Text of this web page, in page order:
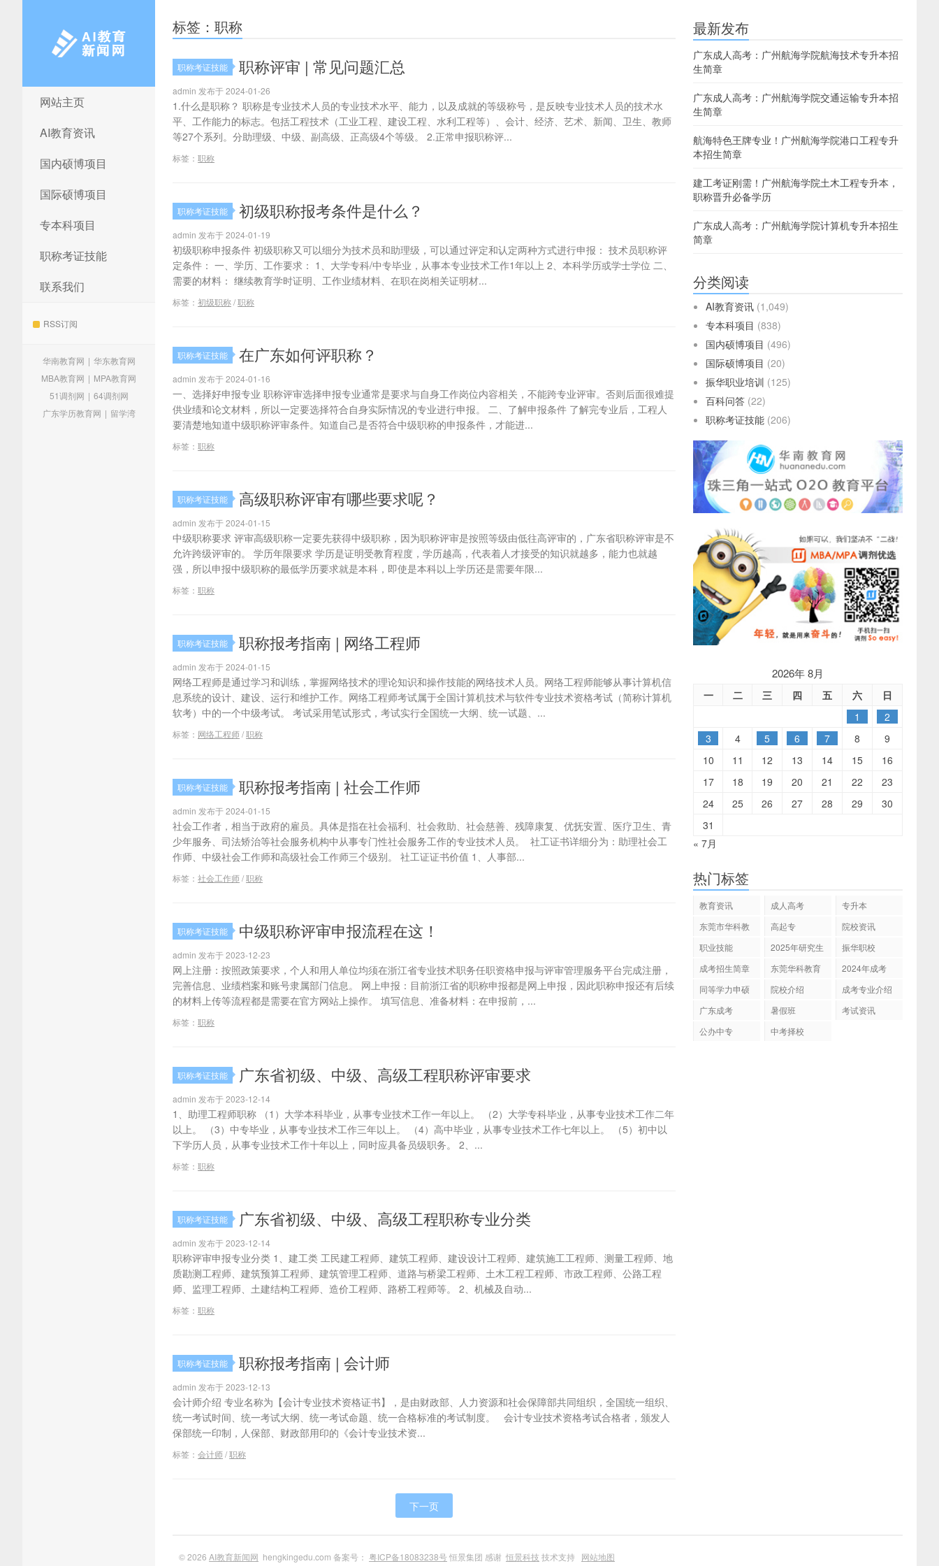
AI教育新闻网
网站主页
AI教育资讯
国内硕博项目
国际硕博项目
专本科项目
职称考证技能
联系我们
RSS订阅
华南教育网 | 华东教育网
MBA教育网 | MPA教育网
51调剂网 | 64调剂网
广东学历教育网 | 留学湾
标签：职称
职称考证技能 职称评审 | 常见问题汇总
admin 发布于 2024-01-26
1.什么是职称？ 职称是专业技术人员的专业技术水平、能力，以及成就的等级称号，是反映专业技术人员的技术水
平、工作能力的标志。包括工程技术（工业工程、建设工程、水利工程等）、会计、经济、艺术、新闻、卫生、教师
等27个系列。分助理级、中级、副高级、正高级4个等级。 2.正常申报职称评...
标签： 职称
职称考证技能 初级职称报考条件是什么？
admin 发布于 2024-01-19
初级职称申报条件 初级职称又可以细分为技术员和助理级，可以通过评定和认定两种方式进行申报： 技术员职称评
定条件： 一、学历、工作要求： 1、大学专科/中专毕业，从事本专业技术工作1年以上 2、本科学历或学士学位 二、
需要的材料： 继续教育学时证明、工作业绩材料、在职在岗相关证明材...
标签： 初级职称/职称
职称考证技能 在广东如何评职称？
admin 发布于 2024-01-16
一、选择好申报专业 职称评审选择申报专业通常是要求与自身工作岗位内容相关，不能跨专业评审。否则后面很难提
供业绩和论文材料，所以一定要选择符合自身实际情况的专业进行申报。 二、了解申报条件 了解完专业后，工程人
要清楚地知道中级职称评审条件。知道自己是否符合中级职称的申报条件，才能进...
标签： 职称
职称考证技能 高级职称评审有哪些要求呢？
admin 发布于 2024-01-15
中级职称要求 评审高级职称一定要先获得中级职称，因为职称评审是按照等级由低往高评审的，广东省职称评审是不
允许跨级评审的。 学历年限要求 学历是证明受教育程度，学历越高，代表着人才接受的知识就越多，能力也就越
强，所以申报中级职称的最低学历要求就是本科，即使是本科以上学历还是需要年限...
标签： 职称
职称考证技能 职称报考指南 | 网络工程师
admin 发布于 2024-01-15
网络工程师是通过学习和训练，掌握网络技术的理论知识和操作技能的网络技术人员。网络工程师能够从事计算机信
息系统的设计、建设、运行和维护工作。网络工程师考试属于全国计算机技术与软件专业技术资格考试（简称计算机
软考）中的一个中级考试。 考试采用笔试形式，考试实行全国统一大纲、统一试题、...
标签： 网络工程师/职称
职称考证技能 职称报考指南 | 社会工作师
admin 发布于 2024-01-15
社会工作者，相当于政府的雇员。具体是指在社会福利、社会救助、社会慈善、残障康复、优抚安置、医疗卫生、青
少年服务、司法矫治等社会服务机构中从事专门性社会服务工作的专业技术人员。 社工证书详细分为：助理社会工
作师、中级社会工作师和高级社会工作师三个级别。 社工证证书价值 1、人事部...
标签： 社会工作师/职称
职称考证技能 中级职称评审申报流程在这！
admin 发布于 2023-12-23
网上注册：按照政策要求，个人和用人单位均须在浙江省专业技术职务任职资格申报与评审管理服务平台完成注册，
完善信息、业绩档案和账号隶属部门信息。 网上申报：目前浙江省的职称申报都是网上申报，因此职称申报还有后续
的材料上传等流程都是需要在官方网站上操作。 填写信息、准备材料：在申报前，...
标签： 职称
职称考证技能 广东省初级、中级、高级工程职称评审要求
admin 发布于 2023-12-14
1、助理工程师职称 （1）大学本科毕业，从事专业技术工作一年以上。 （2）大学专科毕业，从事专业技术工作二年
以上。 （3）中专毕业，从事专业技术工作三年以上。 （4）高中毕业，从事专业技术工作七年以上。 （5）初中以
下学历人员，从事专业技术工作十年以上，同时应具备员级职务。 2、...
标签： 职称
职称考证技能 广东省初级、中级、高级工程职称专业分类
admin 发布于 2023-12-14
职称评审申报专业分类 1、建工类 工民建工程师、建筑工程师、建设设计工程师、建筑施工工程师、测量工程师、地
质勘测工程师、建筑预算工程师、建筑管理工程师、道路与桥梁工程师、土木工程工程师、市政工程师、公路工程
师、监理工程师、土建结构工程师、造价工程师、路桥工程师等。 2、机械及自动...
标签： 职称
职称考证技能 职称报考指南 | 会计师
admin 发布于 2023-12-13
会计师介绍 专业名称为【会计专业技术资格证书】，是由财政部、人力资源和社会保障部共同组织，全国统一组织、
统一考试时间、统一考试大纲、统一考试命题、统一合格标准的考试制度。 会计专业技术资格考试合格者，颁发人
保部统一印制，人保部、财政部用印的《会计专业技术资...
标签： 会计师/职称
下一页
最新发布
广东成人高考：广州航海学院航海技术专升本招
生简章
广东成人高考：广州航海学院交通运输专升本招
生简章
航海特色王牌专业！广州航海学院港口工程专升
本招生简章
建工考证刚需！广州航海学院土木工程专升本，
职称晋升必备学历
广东成人高考：广州航海学院计算机专升本招生
简章
分类阅读
AI教育资讯 (1,049)
专本科项目 (838)
国内硕博项目 (496)
国际硕博项目 (20)
振华职业培训 (125)
百科问答 (22)
职称考证技能 (206)
2026年 8月
一 二 三 四 五 六
日
1
2
3
4 5 6 7 8
9
10
11 12 13 14 15
16
17
18 19 20 21 22
23
24
25 26 27 28 29
30
31
« 7月
热门标签
教育资讯 成人高考
专升本
东莞市华科教
高起专
院校资讯
职业技能
2025年研究生
振华职校
成考招生简章
东莞华科教育
2024年成考
同等学力申硕
院校介绍
成考专业介绍
广东成考
暑假班
考试资讯
公办中专
中考择校
© 2026 AI教育新闻网 hengkingedu.com 备案号： 粤ICP备18083238号恒景集团 感谢 恒景科技 技术支持 网站地图